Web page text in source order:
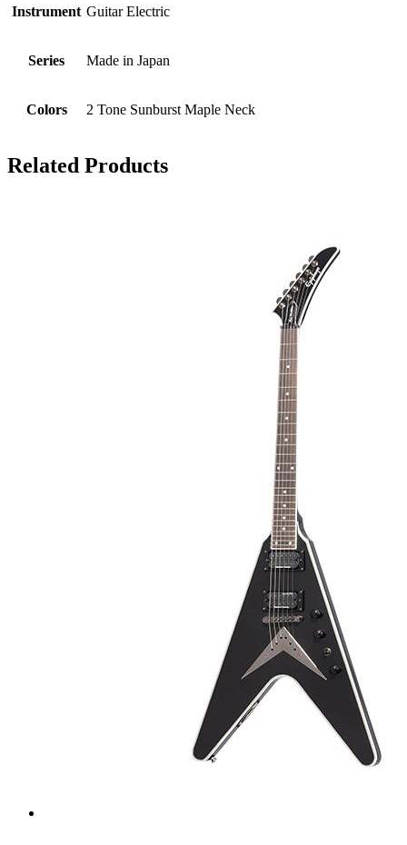
Instrument Guitar Electric
Series Made in Japan
Colors 2 Tone Sunburst Maple Neck
Related Products